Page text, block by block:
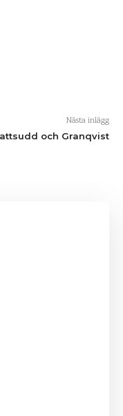
Nästa inlägg
och Granqvist